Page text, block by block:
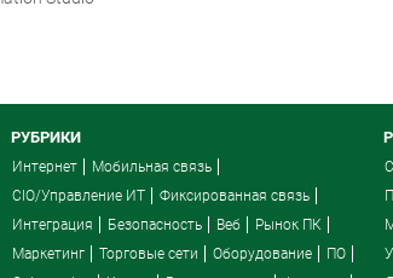
РУБРИКИ
Интернет
Мобильная связь
CIO/Управление ИТ
Фиксированная связь
Интеграция
Безопасность Веб
Рынок ПК
Маркетинг
Торговые сети Оборудование
ПО